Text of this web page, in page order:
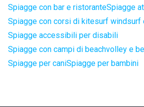
Spiagge con bar e ristoranteSpiagge
Spiagge con corsi di kitesurf windsurf
Spiagge accessibili per disabili
Spiagge con campi di beachvolley e
Spiagge per caniSpiagge per bambini